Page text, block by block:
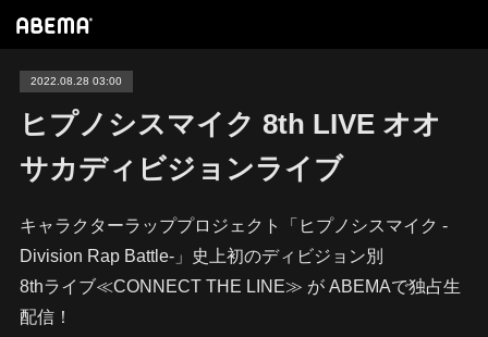
2022.08.28 03:00
ヒプノシスマイク 8th LIVE オオ
サカディビジョンライブ
キャラクターラッププロジェクト「ヒプノシスマイク -
Division Rap Battle-」史上初のディビジョン別
8thライブ≪CONNECT THE LINE≫ が ABEMAで独占生
配信！